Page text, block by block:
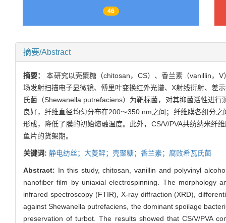
46
摘要/Abstract
摘要：本研究以壳聚糖（chitosan，CS）、香兰素（vanillin，
场发射扫描电子显微镜、傅里叶变换红外光谱、X射线衍射、
氏菌（Shewanella putrefaciens）为靶标菌，对其抑菌活性进
良好，纤维直径均匀分布在200～350 nm之间；纤维膜各组分
形成，降低了膜的初始熔融温度。此外，CS/V/PVA共纺纳米纤
鱼片的货架期。
关键词: 静电纺丝；大菱鲆；壳聚糖；香兰素；腐败希瓦氏菌
Abstract: In this study, chitosan, vanillin and polyvinyl
nanofiber film by uniaxial electrospinning. The morphology
infrared spectroscopy (FTIR), X-ray diffraction (XRD),
against Shewanella putrefaciens, the dominant spoilage
preservation of turbot. The results showed that CS/V/PVA